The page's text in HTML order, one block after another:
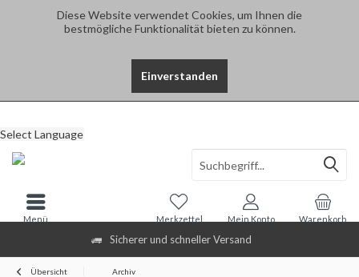
Diese Website verwendet Cookies, um Ihnen die
bestmögliche Funktionalität bieten zu können.
Einverstanden
Sicherer und schneller Versand
Select Language
Warenkorb
Merkzettel Mein Konto
Menü
Übersicht Archiv